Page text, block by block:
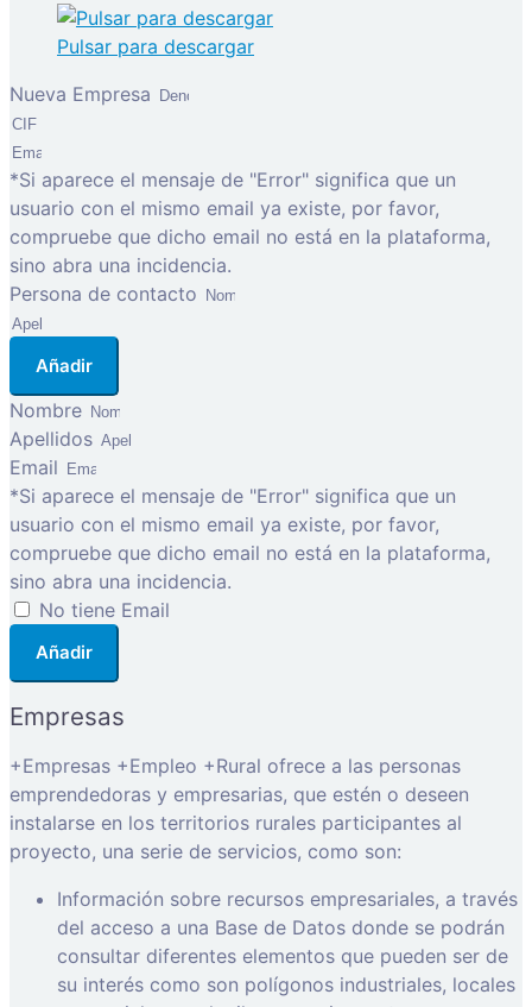
Pulsar para descargar
Nueva Empresa
*Si aparece el mensaje de "Error" significa que un
usuario con el mismo email ya existe, por favor,
compruebe que dicho email no está en la plataforma,
sino abra una incidencia.
Persona de contacto
Añadir
Nombre
Apellidos
Email
*Si aparece el mensaje de "Error" significa que un
usuario con el mismo email ya existe, por favor,
compruebe que dicho email no está en la plataforma,
sino abra una incidencia.
No tiene Email
Añadir
Empresas
+Empresas +Empleo +Rural ofrece a las personas
emprendedoras y empresarias, que estén o deseen
instalarse en los territorios rurales participantes al
proyecto, una serie de servicios, como son:
Información sobre recursos empresariales, a través
del acceso a una Base de Datos donde se podrán
consultar diferentes elementos que pueden ser de
su interés como son polígonos industriales, locales